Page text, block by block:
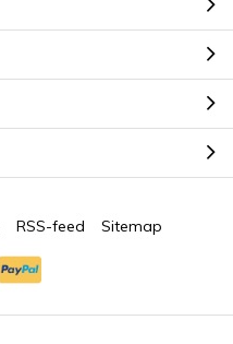
RSS-feed Sitemap